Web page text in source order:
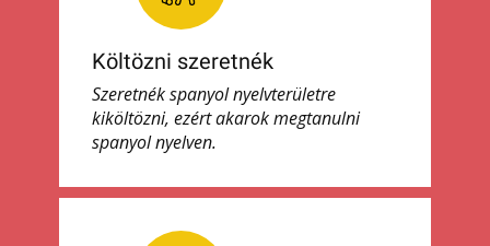
Költözni szeretnék
Szeretnék spanyol nyelvterületre
kiköltözni, ezért akarok megtanulni
spanyol nyelven.